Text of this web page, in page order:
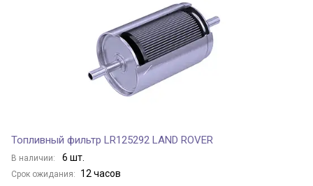
Топливный фильтр LR125292 LAND ROVER
В наличии: 6 шт.
Срок ожидания: 12 часов